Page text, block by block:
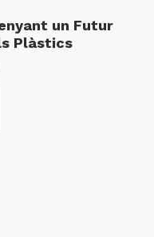
un Futur
Plàstics